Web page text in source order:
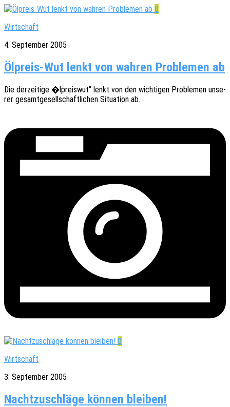
0
Wirtschaft
4. September 2005
Ölpreis-Wut lenkt von wahren Problemen ab
Die derzei­ti­ge �lpreis­wut“ lenkt von den wich­ti­gen Proble­men unse­
rer gesamt­ge­sell­schaft­li­chen Situa­ti­on ab.
0
Wirtschaft
3. September 2005
Nachtzuschläge können bleiben!